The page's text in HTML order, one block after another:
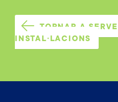
TORNAR A
INSTAL·LACIONS